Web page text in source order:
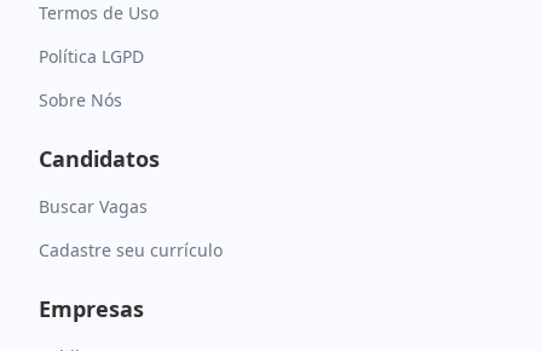
Termos de Uso
Política LGPD
Sobre Nós
Candidatos
Buscar Vagas
Cadastre seu currículo
Empresas